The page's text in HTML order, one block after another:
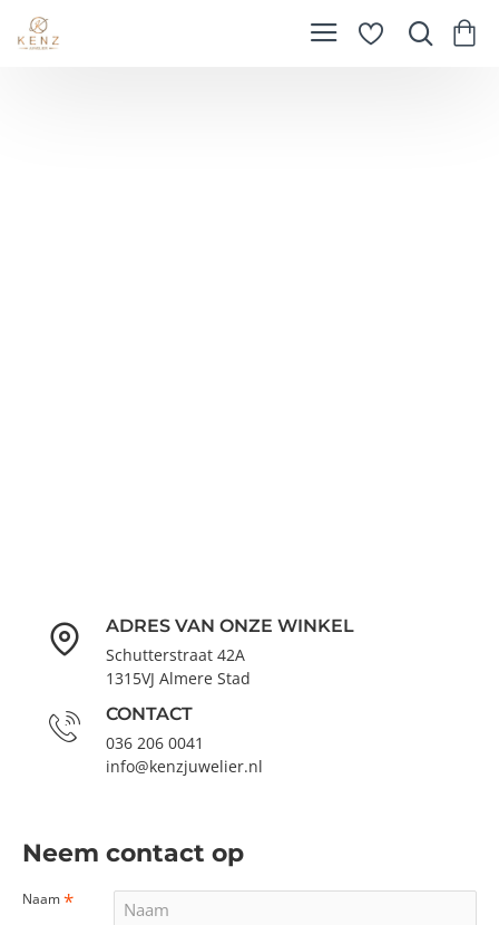
ADRES VAN ONZE WINKEL
Schutterstraat 42A
1315VJ Almere Stad
CONTACT
036 206 0041
info@kenzjuwelier.nl
Neem contact op
Naam